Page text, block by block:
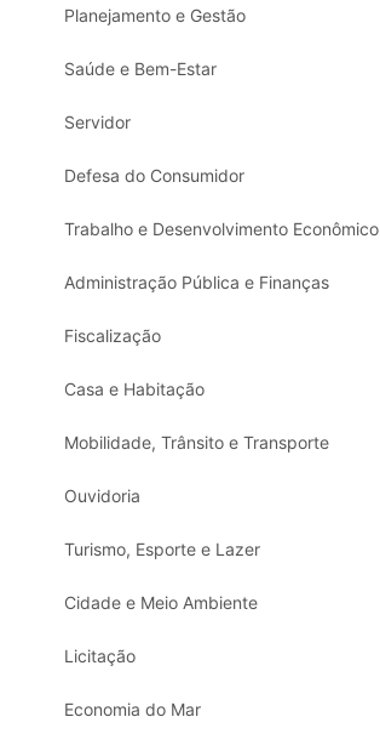
Planejamento e Gestão
Saúde e Bem-Estar
Servidor
Defesa do Consumidor
Trabalho e Desenvolvimento Econômico
Administração Pública e Finanças
Fiscalização
Casa e Habitação
Mobilidade, Trânsito e Transporte
Ouvidoria
Turismo, Esporte e Lazer
Cidade e Meio Ambiente
Licitação
Economia do Mar